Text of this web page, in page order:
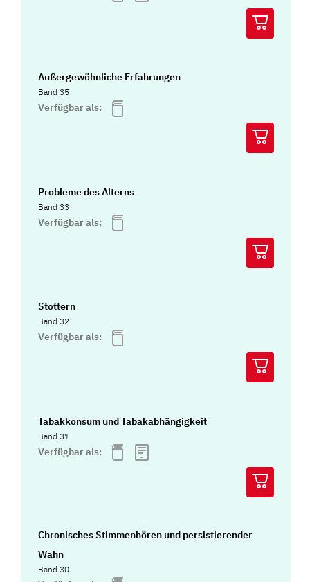
Außergewöhnliche Erfahrungen
Band 35
Verfügbar als:
Probleme des Alterns
Band 33
Verfügbar als:
Stottern
Band 32
Verfügbar als:
Tabakkonsum und Tabakabhängigkeit
Band 31
Verfügbar als:
Chronisches Stimmenhören und persistierender
Wahn
Band 30